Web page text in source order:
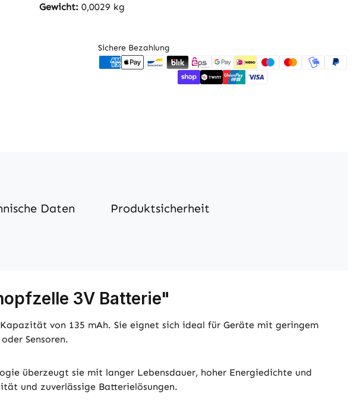
Gewicht: 0,0029 kg
Sichere Bezahlung
Daten Produktsicherheit
3V Batterie"
von 135 mAh. Sie eignet sich ideal für Geräte mit geringem
Sensoren.
überzeugt sie mit langer Lebensdauer, hoher Energiedichte und
und zuverlässige Batterielösungen.